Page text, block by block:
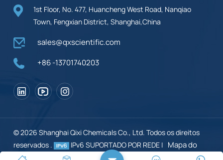
1st Floor, No. 477, Huancheng West Road, Nanqiao
Town, Fengxian District, Shanghai,China
sales@qxscientific.com
+86 -13701740203
© 2026 Shanghai Qixi Chemicals Co., Ltd. Todos os direitos
reservados .
IPv6 SUPORTADO POR REDE | Mapa do
site
Blogue política de Privacidade